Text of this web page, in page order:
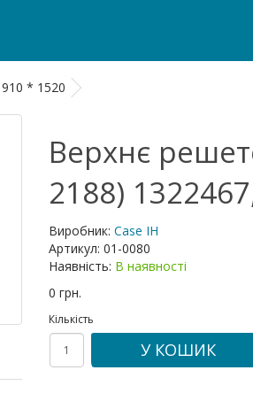
* 1520
Верхнє
2188)
Виробник: Case IH
Артикул: 01-0080
Наявність: В наявності
0 грн.
Кількість
У КОШИК